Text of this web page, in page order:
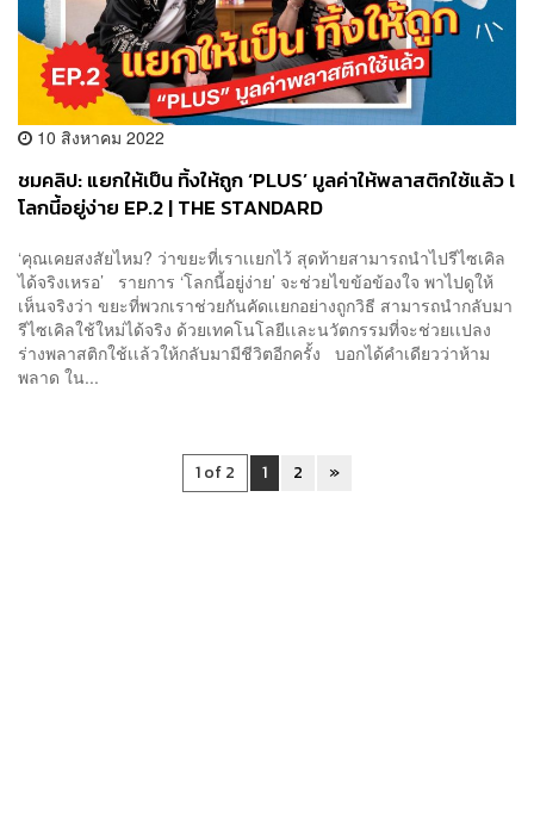
10 สิงหาคม 2022
ชมคลิป: แยกให้เป็น ทิ้งให้ถูก ‘PLUS’ มูลค่าให้พลาสติกใช้แล้ว l
โลกนี้อยู่ง่าย EP.2 | THE STANDARD
‘คุณเคยสงสัยไหม? ว่าขยะที่เราเเยกไว้ สุดท้ายสามารถนำไปรีไซเคิล
ได้จริงเหรอ’ รายการ ‘โลกนี้อยู่ง่าย’ จะช่วยไขข้อข้องใจ พาไปดูให้
เห็นจริงว่า ขยะที่พวกเราช่วยกันคัดเเยกอย่างถูกวิธี สามารถนำกลับมา
รีไซเคิลใช้ใหม่ได้จริง ด้วยเทคโนโลยีเเละนวัตกรรมที่จะช่วยเเปลง
ร่างพลาสติกใช้เเล้วให้กลับมามีชีวิตอีกครั้ง บอกได้คำเดียวว่าห้าม
พลาด ใน...
1 of 2 1 2 »